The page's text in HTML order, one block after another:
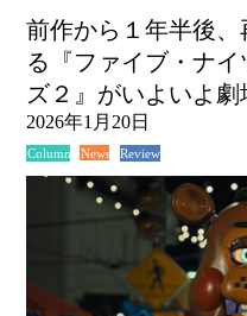
前作から１年半後
る『ファイブ・ナ
ズ２』がいよいよ劇
2026年1月20日
Column News Review